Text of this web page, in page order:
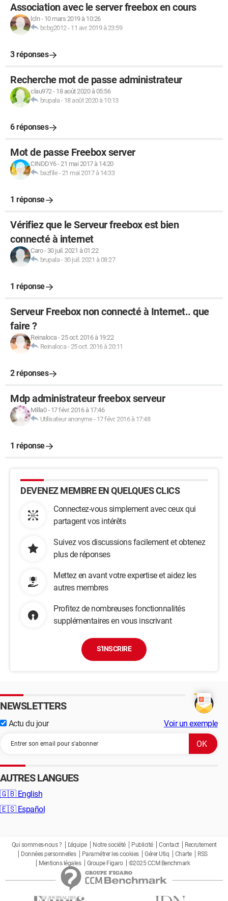
Association avec le server freebox en cours
lcln- 10 mars 2019 à 10:26
bcbg2012- 11 avr. 2019 à 23:59
3 réponses
Recherche mot de passe administrateur
clau972- 18 août 2020 à 05:56
brupala - 18 août 2020 à 10:13
6 réponses
Mot de passe Freebox server
CINDDY6-21 mai 2017 à 14:20
bazfile-21 mai 2017 à 14:33
1 réponse
Vérifiez que le Serveur freebox est bien
connecté à internet
Caro- 30 juil. 2021 à 01:22
brupala - 30 juil. 2021 à 08:27
1 réponse
Serveur Freebox non connecté à Internet.. que
faire ?
Reinaloca-25 oct. 2016 à 19:22
Reinaloca -25 oct. 2016 à 20:11
2 réponses
Mdp administrateur freebox serveur
Milla0- 17 févr. 2016 à 17:46
Utilisateur anonyme- 17 févr. 2016 à 17:48
1 réponse
DEVENEZ MEMBRE EN QUELQUES CLICS
Connectez-vous simplement avec ceux qui
partagent vos intérêts
Suivez vos discussions facilement et obtenez
plus de réponses
Mettez en avant votre expertise et aidez les
autres membres
Profitez de nombreuses fonctionnalités
supplémentaires en vous inscrivant
S'INSCRIRE
NEWSLETTERS
Actu du jour Voir un exemple
AUTRES LANGUES
🇬🇧 English
🇪🇸 Español
Qui sommes-nous ? L'équipe Notre société Publicité Contact
Recrutement
Données personnelles
Paramétrer les cookies Gérer Utiq Charte
RSS
Mentions légales
Groupe Figaro ©2025 CCM Benchmark